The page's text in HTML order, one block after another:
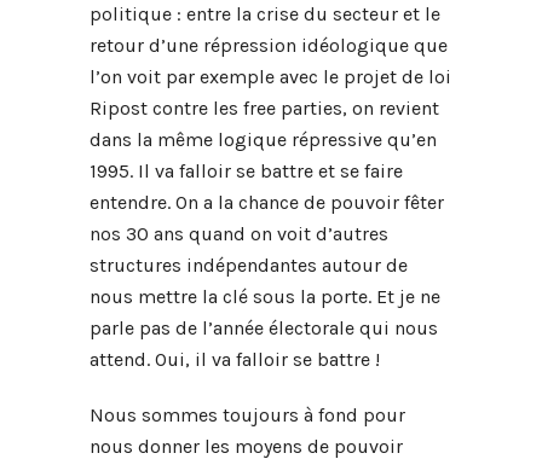
politique : entre la crise du secteur et le
retour d’une répression idéologique que
l’on voit par exemple avec le projet de loi
Ripost contre les free parties, on revient
dans la même logique répressive qu’en
1995. Il va falloir se battre et se faire
entendre. On a la chance de pouvoir fêter
nos 30 ans quand on voit d’autres
structures indépendantes autour de
nous mettre la clé sous la porte. Et je ne
parle pas de l’année électorale qui nous
attend. Oui, il va falloir se battre !
Nous sommes toujours à fond pour
nous donner les moyens de pouvoir